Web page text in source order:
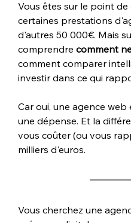
Vous êtes sur le point
certaines prestations
d'autres 50 000€. Mais
comprendre comment
comment comparer
investir dans ce qui
Car oui, une agence
une dépense. Et la
vous coûter (ou vous
milliers d'euros.
Vous cherchez une